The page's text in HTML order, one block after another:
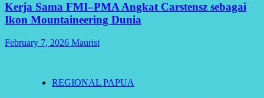
Kerja Sama FMI–PMA Angkat Carstensz sebagai
Ikon Mountaineering Dunia
February 7, 2026 Maurist
REGIONAL PAPUA